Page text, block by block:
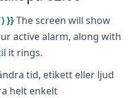
}}The screen will show
active alarm, along with
it rings.
tid, etikett eller ljud
helt enkelt